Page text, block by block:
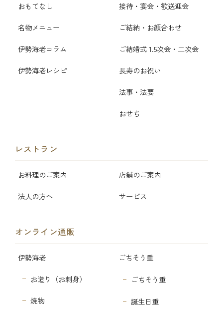
おもてなし
名物メニュー
伊勢海老コラム
伊勢海老レシピ
接待・宴会・歓送迎会
ご結納・お顔合わせ
ご結婚式 1.5次会・二次会
長寿のお祝い
法事・法要
おせち
レストラン
お料理のご案内 店舗のご案内
法人の方へ サービス
オンライン通販
伊勢海老
お造り（お刺身）
焼物
ごちそう重
ごちそう重
誕生日重